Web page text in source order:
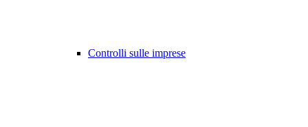
Controlli sulle imprese